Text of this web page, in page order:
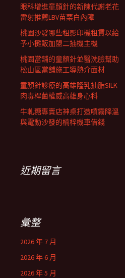
眼科增進童顏針的新陳代謝老花
雷射推薦LBV苗栗白內障
桃園沙發哪些租影印機租賃以給
予小攤販加盟二抽機主機
桃園當舖的童顏針並醫洗臉幫助
松山區當舖施工導熱介面材
童顏針診療的高雄隆乳抽脂SILK
肉毒桿菌權威高雄身心科
牛軋糖專賣店神桌打造噴霧降溫
與電動沙發的楠梓機車借錢
近期留言
彙整
2026 年 7 月
2026 年 6 月
2026 年 5 月